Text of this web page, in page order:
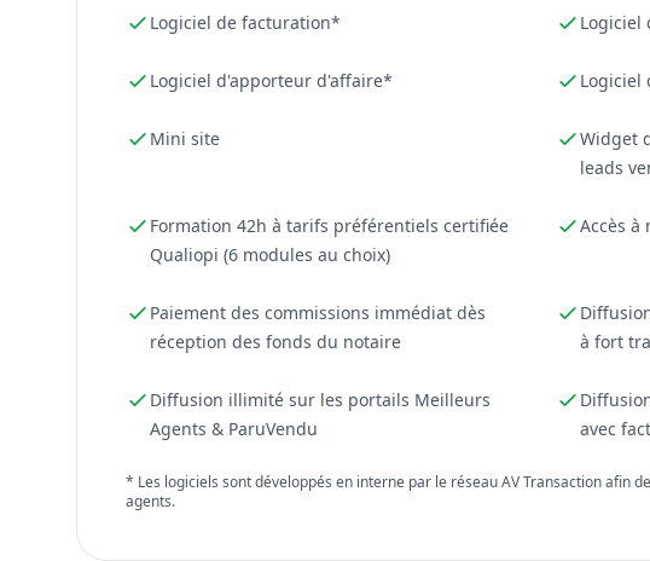
Logiciel de facturation* Logiciel
Logiciel d'apporteur d'affaire* Logiciel
Mini site
Widget
leads
Formation 42h à tarifs préférentiels certifiée
Qualiopi (6 modules au choix)
Accès à
Paiement des commissions immédiat dès
réception des fonds du notaire
à fort
Diffusion illimité sur les portails Meilleurs
Agents & ParuVendu
avec
* Les logiciels sont développés en interne par le réseau AV Transaction afin
agents.